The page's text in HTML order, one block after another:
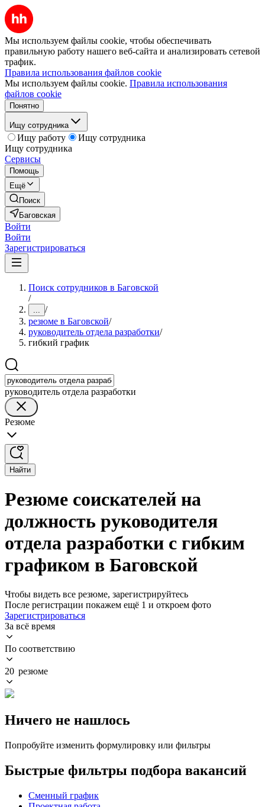
Мы используем файлы cookie, чтобы обеспечивать
правильную работу нашего веб-сайта и анализировать сетевой
трафик.
Правила использования файлов cookie
Мы используем файлы cookie. Правила использования
файлов cookie
Понятно
Ищу сотрудника
Ищу работу
Ищу сотрудника
Ищу сотрудника
Сервисы
Помощь
Ещё
Поиск
Баговская
Войти
Войти
Зарегистрироваться
Поиск сотрудников в Баговской
/
... /
резюме в Баговской/
руководитель отдела разработки/
гибкий график
руководитель отдела разработки
Резюме
Найти
Резюме соискателей на
должность руководителя
отдела разработки с гибким
графиком в Баговской
Чтобы видеть все резюме, зарегистрируйтесь
После регистрации покажем ещё 1 и откроем фото
Зарегистрироваться
За всё время
По соответствию
20 резюме
Ничего не нашлось
Попробуйте изменить формулировку или фильтры
Быстрые фильтры подбора вакансий
Сменный график